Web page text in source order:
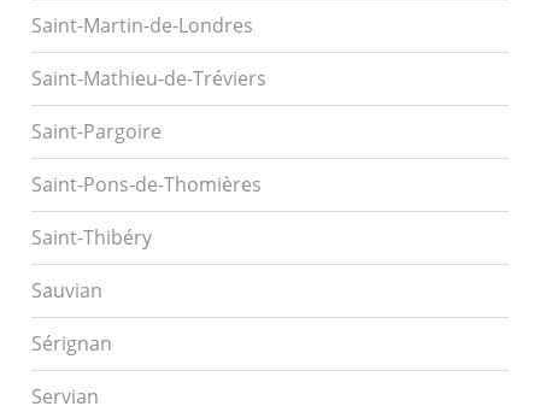
Saint-Martin-de-Londres
Saint-Mathieu-de-Tréviers
Saint-Pargoire
Saint-Pons-de-Thomières
Saint-Thibéry
Sauvian
Sérignan
Servian